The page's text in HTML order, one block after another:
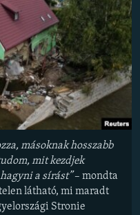
másoknak hosszabb
mit kezdjek
a sírást”– mondta
látható, mi maradt
Stronie